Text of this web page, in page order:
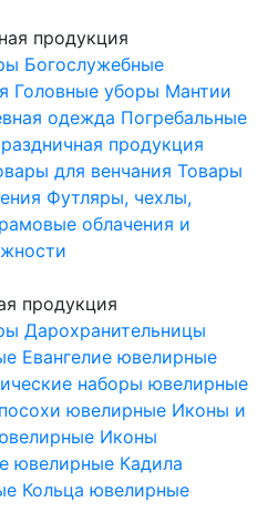
продукция
Богослужебные
Головные уборы Мантии
одежда Погребальные
продукция
для венчания Товары
Футляры, чехлы,
облачения и
продукция
Дарохранительницы
Евангелие ювелирные
наборы ювелирные
ювелирные Иконы и
Иконы
ювелирные Кадила
Кольца ювелирные